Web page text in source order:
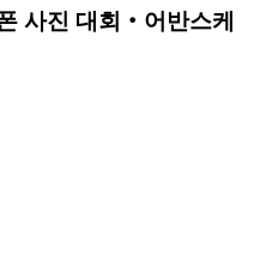
사진 대회‧어반스케